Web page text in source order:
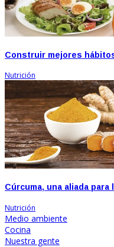
Construir mejores
Nutrición
Cúrcuma, una aliada
Nutrición
Medio ambiente
Cocina
Nuestra gente